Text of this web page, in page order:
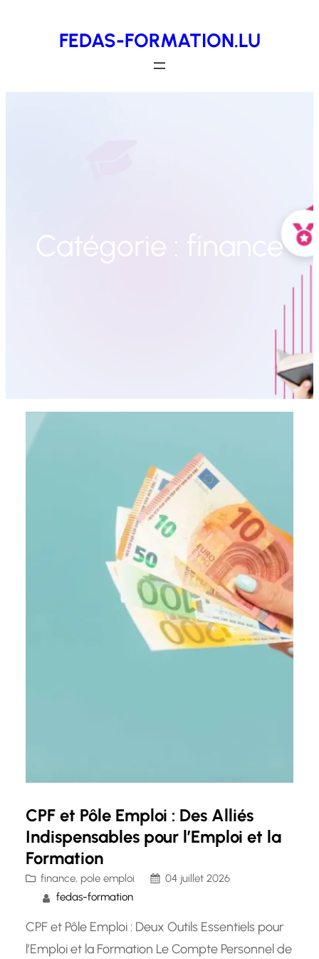
FEDAS-FORMATION.LU
Catégorie : finance
CPF et Pôle Emploi : Des Alliés
Indispensables pour l’Emploi et la
Formation
finance, pole emploi
04 juillet 2026
fedas-formation
CPF et Pôle Emploi : Deux Outils Essentiels pour
l’Emploi et la Formation Le Compte Personnel de